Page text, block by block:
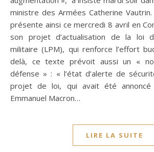
ministre des Armées Catherine
présente ainsi ce mercredi 8 avril en
son projet d’actualisation de la loi
militaire (LPM), qui renforce l’effort
delà, ce texte prévoit aussi un «
défense » : « l’état d’alerte de
projet de loi, qui avait été
Emmanuel Macron…
LIRE LA SUITE